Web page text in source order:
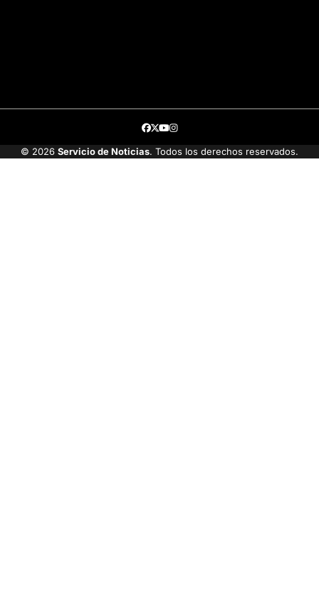
Facebook
TwitterYoutube
Instagram
© 2026 Servicio de Noticias. Todos los derechos reservados.